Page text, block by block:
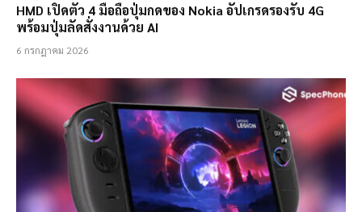
HMD เปิดตัว 4 มือถือปุ่มกดของ Nokia อัปเกรดรองรับ 4G
พร้อมปุ่มลัดสั่งงานด้วย AI
6 กรกฎาคม 2026